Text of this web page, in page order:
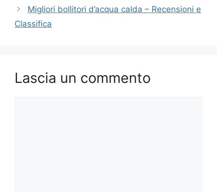
Migliori bollitori d’acqua calda – Recensioni e
Classifica
Lascia un commento